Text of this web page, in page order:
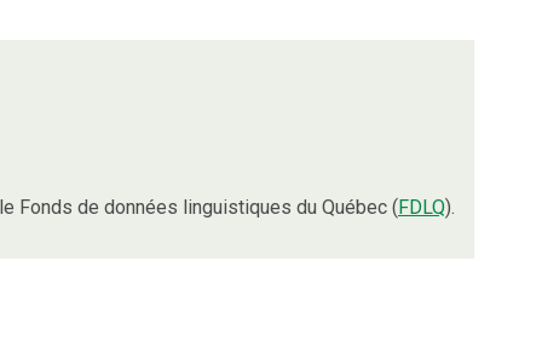
Fonds de données linguistiques du Québec (FDLQ).